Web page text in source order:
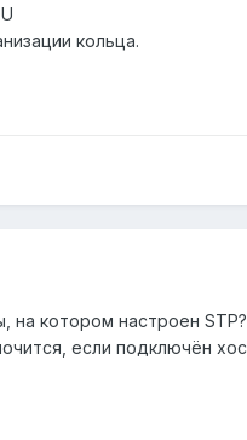
кольца.
котором настроен
если подключён